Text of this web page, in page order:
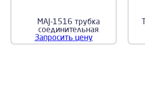
MAJ-1516 трубка
соединительная
Запросить цену